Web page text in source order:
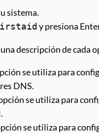
sistema.
y presiona
descripción de cada
se utiliza para
DNS.
se utiliza para
se utiliza para